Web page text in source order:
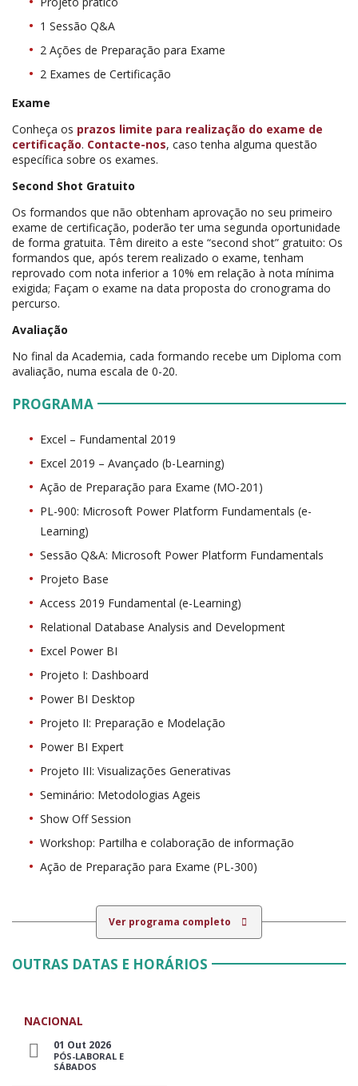
1 Sessão Q&A
2 Ações de Preparação para Exame
2 Exames de Certificação
Exame
Conheça os prazos limite para realização do exame de
certificação. Contacte-nos, caso tenha alguma questão
específica sobre os exames.
Second Shot Gratuito
Os formandos que não obtenham aprovação no seu primeiro
exame de certificação, poderão ter uma segunda oportunidade
de forma gratuita. Têm direito a este “second shot” gratuito: Os
formandos que, após terem realizado o exame, tenham
reprovado com nota inferior a 10% em relação à nota mínima
exigida; Façam o exame na data proposta do cronograma do
percurso.
Avaliação
No final da Academia, cada formando recebe um Diploma com
avaliação, numa escala de 0-20.
PROGRAMA
Excel – Fundamental 2019
Excel 2019 – Avançado (b-Learning)
Ação de Preparação para Exame (MO-201)
PL-900: Microsoft Power Platform Fundamentals (e-
Learning)
Sessão Q&A: Microsoft Power Platform Fundamentals
Projeto Base
Access 2019 Fundamental (e-Learning)
Relational Database Analysis and Development
Excel Power BI
Projeto I: Dashboard
Power BI Desktop
Projeto II: Preparação e Modelação
Power BI Expert
Projeto III: Visualizações Generativas
Seminário: Metodologias Ageis
Show Off Session
Workshop: Partilha e colaboração de informação
Ação de Preparação para Exame (PL-300)
Ver programa completo
OUTRAS DATAS E HORÁRIOS
NACIONAL
01 Out 2026
PÓS-LABORAL E
SÁBADOS